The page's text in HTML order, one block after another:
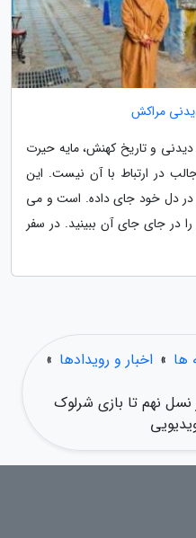
مراکش
و تاریخ کهنش، مایه حیرت
در ارتباط با آن نیست. این
در دل خود جای داده. است و می
در جای جای آن ببینید. در سفر
ها » اخبار و رویدادها »
نسل نهم تا بازی شرلوک